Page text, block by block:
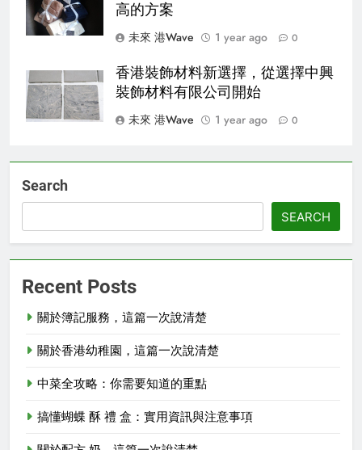
高的方案
未來 港Wave
1 year ago 0
香港裝飾材料新選擇，從選擇中興
裝飾材料有限公司開始
未來 港Wave
1 year ago 0
Search
SEARCH
Recent Posts
關於簿記服務，這篇一次說清楚
關於香港幼稚園，這篇一次說清楚
中菜全攻略：你需要知道的重點
搞懂蝴蝶 酥 禮 盒：實用資訊與注意事項